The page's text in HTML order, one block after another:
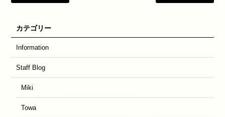
カテゴリー
Information
Staff Blog
Miki
Towa